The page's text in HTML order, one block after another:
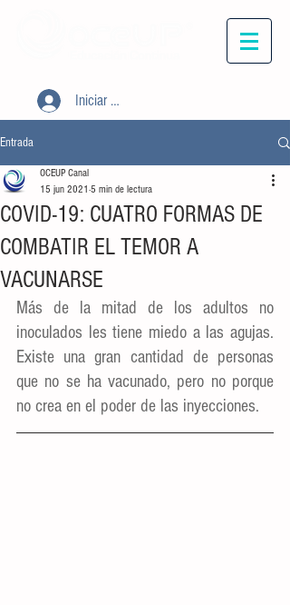
Iniciar sesión
Entrada
COVID-19: CUATRO FORMAS DE
COMBATIR EL TEMOR A
VACUNARSE
OCEUP Canal
15 jun 2021 5 min de lectura
Más de la mitad de los adultos no
inoculados les tiene miedo a las agujas.
Existe una gran cantidad de personas
que no se ha vacunado, pero no porque
no crea en el poder de las inyecciones.